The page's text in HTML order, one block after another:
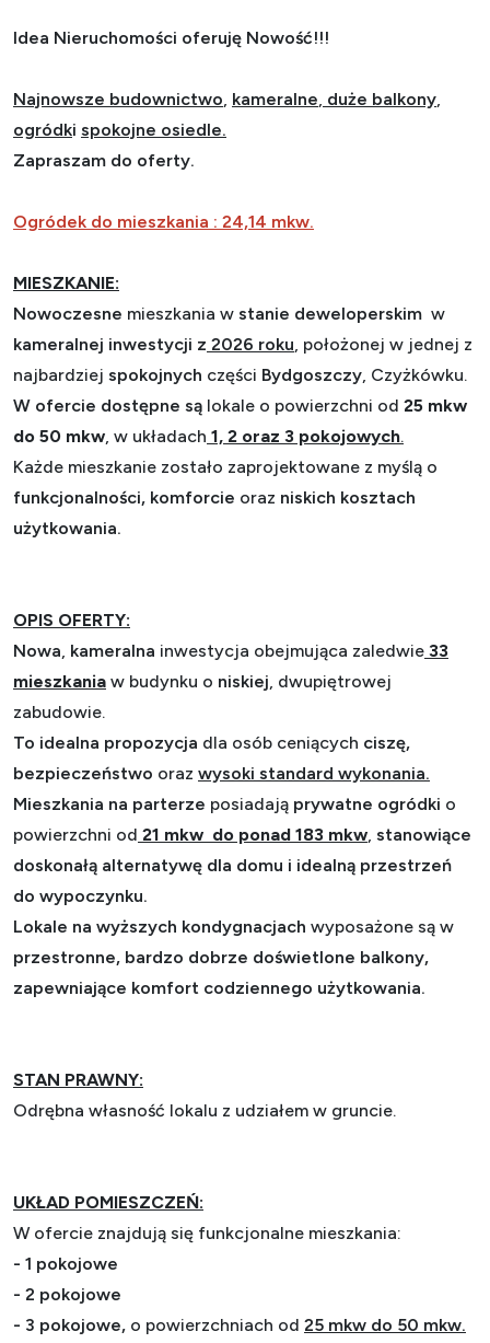
Idea Nieruchomości oferuję Nowość!!!
Najnowsze budownictwo kameralne duże balkony
ogródki spokojne osiedle.
Zapraszam do oferty.
Ogródek do mieszkania : 24,14 mkw.
MIESZKANIE:
Nowoczesne mieszkania w stanie deweloperskim w
kameralnej inwestycji z 2026 roku , położonej w jednej z
najbardziej spokojnych części Bydgoszczy Czyżkówku.
W ofercie dostępne są lokale o powierzchni od 25 mkw
do 50 mkw , w układach 1, 2 oraz 3 pokojowych.
Każde mieszkanie zostało zaprojektowane z myślą o
funkcjonalności, komforcie oraz niskich kosztach
użytkowania.
OPIS OFERTY:
Nowa kameralna inwestycja obejmująca zaledwie 33
mieszkania w budynku o niskiej , dwupiętrowej
zabudowie.
To idealna propozycja dla osób ceniących ciszę,
bezpieczeństwo oraz wysoki standard wykonania.
Mieszkania na parterze posiadają prywatne ogródki o
powierzchni od 21 mkw do ponad 183 mkw stanowiące
doskonałą alternatywę dla domu i idealną przestrzeń
do wypoczynku.
Lokale na wyższych kondygnacjach wyposażone są w
przestronne, bardzo dobrze doświetlone balkony,
zapewniające komfort codziennego użytkowania.
STAN PRAWNY:
Odrębna własność lokalu z udziałem w gruncie.
UKŁAD POMIESZCZEŃ:
W ofercie znajdują się funkcjonalne mieszkania:
- 1 pokojowe
- 2 pokojowe
- 3 pokojowe, o powierzchniach od 25 mkw do 50 mkw.